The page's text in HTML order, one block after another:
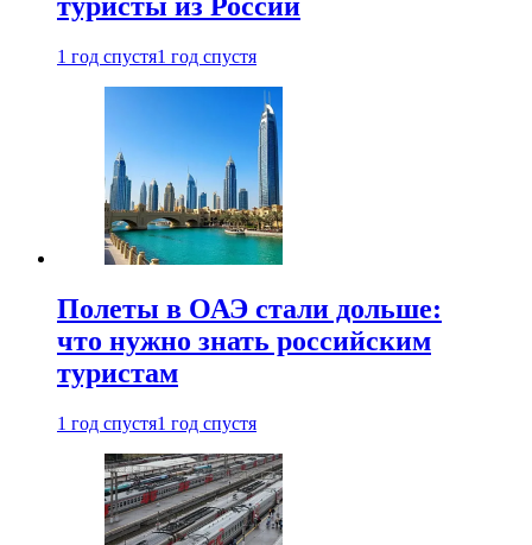
1 год спустя1 год спустя
Полеты в ОАЭ стали дольше:
что нужно знать российским
туристам
1 год спустя1 год спустя